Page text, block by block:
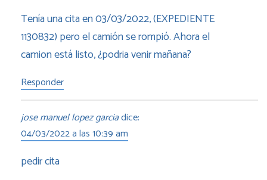
Tenía una cita en 03/03/2022, (EXPEDIENTE
1130832) pero el camión se rompió. Ahora el
camion está listo, ¿podria venir mañana?
Responder
jose manuel lopez garciadice:
04/03/2022 a las 10:39 am
pedir cita